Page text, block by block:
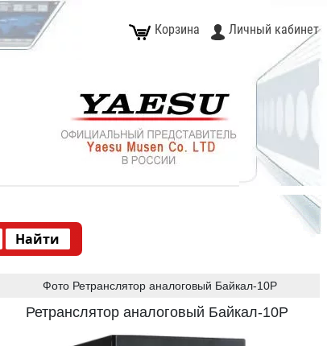
Корзина Личный кабинет
Type 2 or more characters for results.
Фото Ретранслятор аналоговый Байкал-10Р
Ретранслятор аналоговый Байкал-10Р